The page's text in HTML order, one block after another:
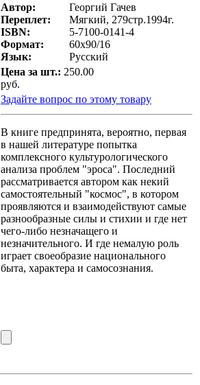
Автор:
Георгий Гачев
Переплет:
Мягкий, 279стр.1994г.
ISBN:
5-7100-0141-4
Формат:
60х90/16
Язык:
Русский
Цена за шт.: 250.00
руб.
Задайте вопрос по этому товару
В книге предпринята, вероятно, первая
в нашей литературе попытка
комплексного культурологического
анализа проблем "эроса". Последний
рассматривается автором как некий
самостоятельный "космос", в котором
проявляются и взаимодействуют самые
разнообразные силы и стихии и где нет
чего-либо незначащего и
незначительного. И где немалую роль
играет своеобразие национального
быта, характера и самосознания.